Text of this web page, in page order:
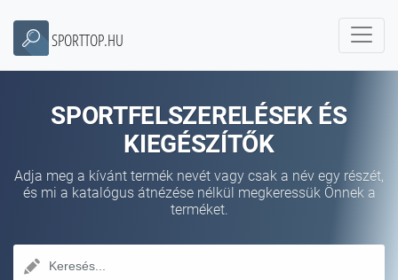
SPORTTOP.HU
SPORTFELSZERELÉSEK ÉS
KIEGÉSZÍTŐK
Adja meg a kívánt termék nevét vagy csak a név egy részét,
és mi a katalógus átnézése nélkül megkeressük Önnek a
terméket.